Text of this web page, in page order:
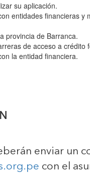
su aplicación.
entidades financieras y
provincia de Barranca.
de acceso a crédito
la entidad financiera.
enviar un
con el